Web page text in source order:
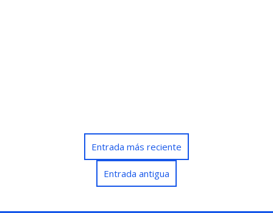
Entrada más reciente
Entrada antigua